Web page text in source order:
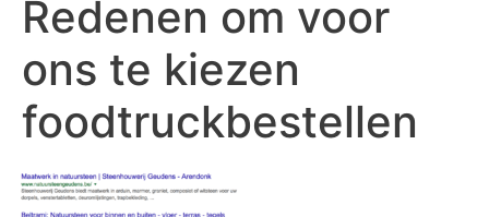
Redenen om voor
ons te kiezen
foodtruckbestellen